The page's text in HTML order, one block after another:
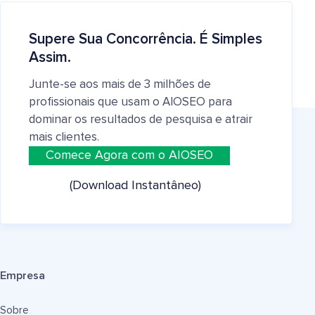
Supere Sua Concorrência. É Simples
Assim.
Junte-se aos mais de 3 milhões de
profissionais que usam o AIOSEO para
dominar os resultados de pesquisa e atrair
mais clientes.
Comece Agora com o AIOSEO
(Download Instantâneo)
Empresa
Sobre